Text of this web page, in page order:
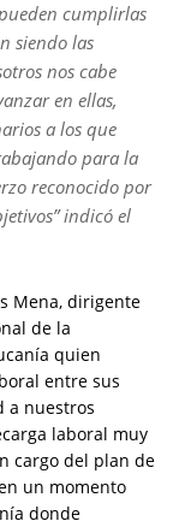
cumplirlas
siendo las
nos cabe
en ellas,
a los que
para la
reconocido por
indicó el
Mena, dirigente
de la
quien
entre sus
a nuestros
laboral muy
cargo del plan de
un momento
donde